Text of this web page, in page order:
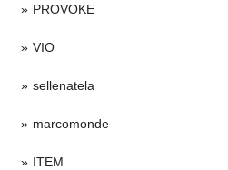
PROVOKE
VIO
sellenatela
marcomonde
ITEM